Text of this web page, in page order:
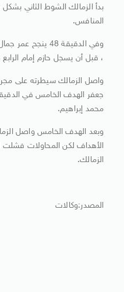
بدأ الزمالك الشوط الثاني
المنافس.
وفي الدقيقة 48
، قبل أن يسجل حازم إمام الرابع
واصل الزمالك سيطرته على
محمد إبراهيم.
وبعد الهدف الخامس واصل
الأهداف لكن المحاولات فشلت
الزمالك.
المصدر:وكالات